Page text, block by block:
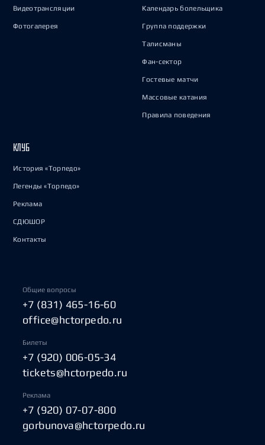
Видеотрансляции
Фотогалерея
Календарь болельщика
Группа поддержки
Талисманы
Фан-сектор
Гостевые матчи
Массовые катания
Правила поведения
КЛУБ
История «Торпедо»
Легенды «Торпедо»
Реклама
СДЮШОР
Контакты
Общие вопросы
+7 (831) 465-16-60
office@hctorpedo.ru
Билеты
+7 (920) 006-05-34
tickets@hctorpedo.ru
Реклама
+7 (920) 07-07-800
gorbunova@hctorpedo.ru